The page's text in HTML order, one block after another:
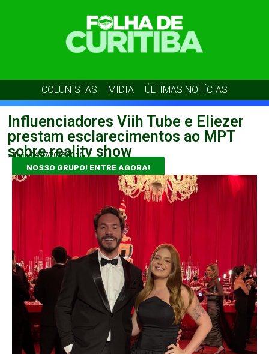
COLUNISTAS MÍDIA ÚLTIMAS NOTÍCIAS
Influenciadores Viih Tube e Eliezer
prestam esclarecimentos ao MPT
sobre reality show
admin 04/07/2026 00:10
NOSSO GRUPO! ENTRE AGORA!